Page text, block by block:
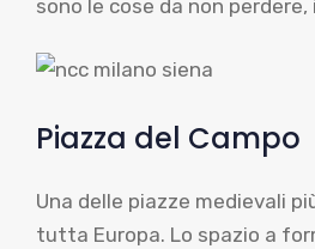
sono le cose da non
Piazza del Campo
Una delle piazze medievali
tutta Europa. Lo spazio a